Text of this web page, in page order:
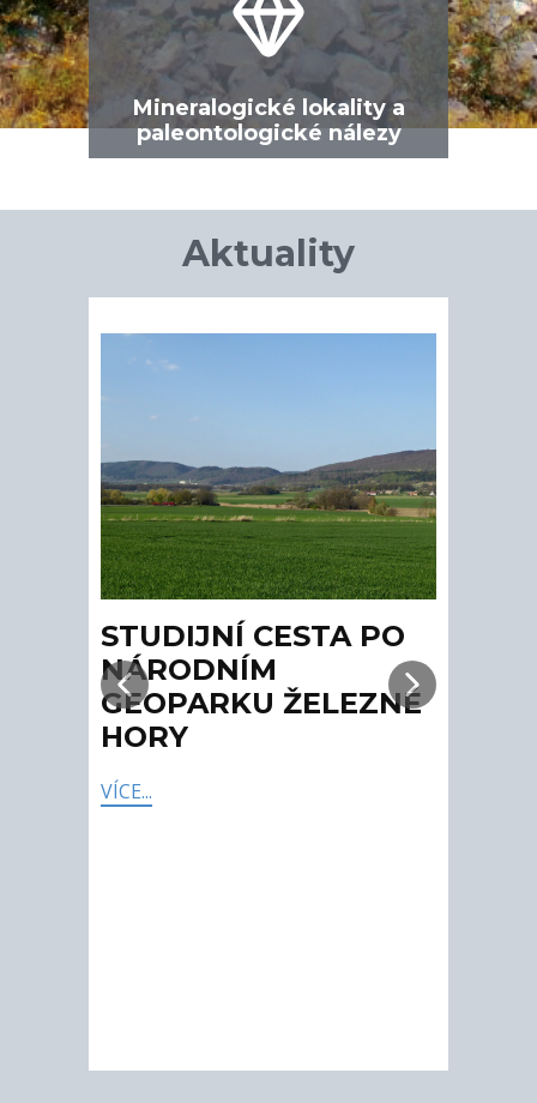
Mineralogické lokality a
paleontologické nálezy
Aktuality
STUDIJNÍ CESTA PO
NÁRODNÍM
GEOPARKU ŽELEZNÉ
HORY
VÍCE...